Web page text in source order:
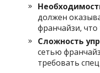
должен
франчайзи, что
Сложность
сетью
требовать